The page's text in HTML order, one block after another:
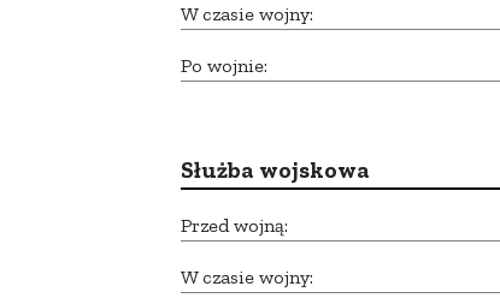
W czasie wojny:
Po wojnie:
Służba wojskowa
Przed wojną:
W czasie wojny: